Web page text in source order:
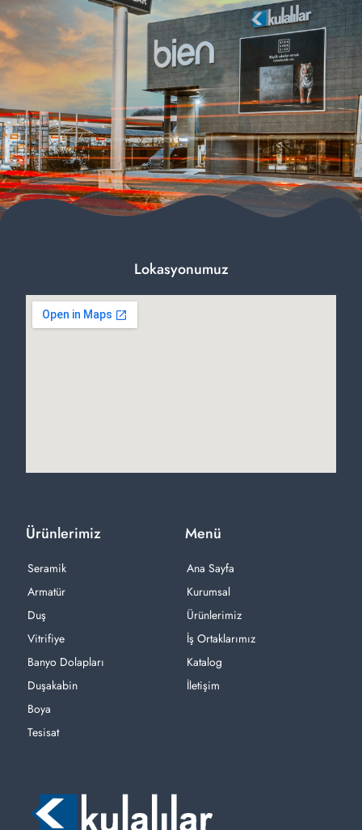
Menü
Ana Sayfa
Kurumsal
Ürünlerimiz
İş Ortaklarımız
Katalog
İletişim
Ürünlerimiz
Seramik
Armatür
Duş
Vitrifiye
Banyo Dolapları
Duşakabin
Boya
Tesisat
Lokasyonumuz